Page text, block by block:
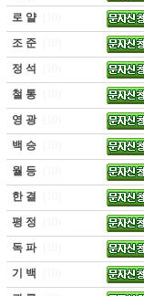
로 얄
조 준
정 석
철 통
영 광
백 승
월 등
한 결
평 정
독 파
기 백